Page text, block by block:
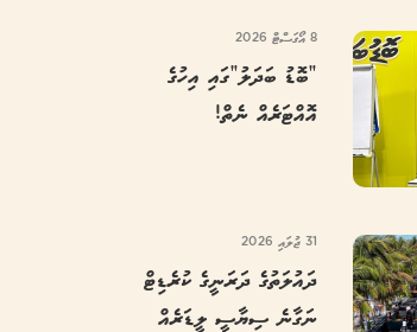
8 އޯގަސްޓް 2026
“ބޮޑު ބަދަލު”ގައި އިހުގެ
އޮއްޓަރެއް ނެތް!
31 ޖުލައި 2026
ދައުލަތުގެ ދަރަނީގެ ކުރެޑިޓް
ނަގާނެ ސިޔާސީ ލީޑަރެއް